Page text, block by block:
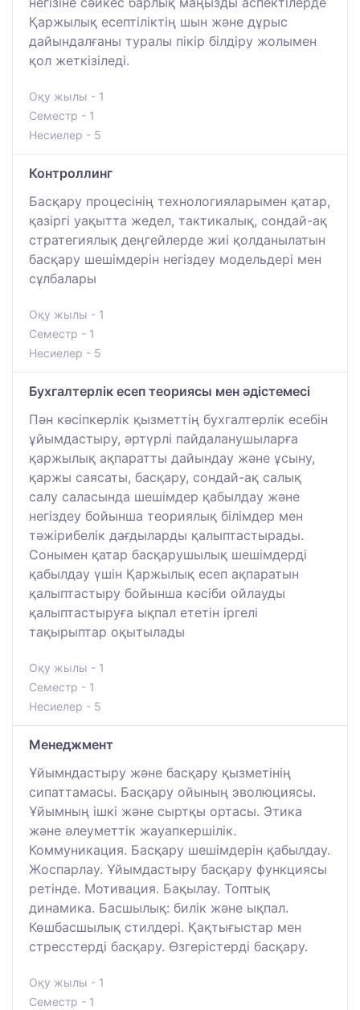
Қаржылық есептіліктің шын және дұрыс
дайындалғаны туралы пікір білдіру жолымен
қол жеткізіледі.
Оқу жылы - 1
Семестр - 1
Несиелер - 5
Контроллинг
Басқару процесінің технологияларымен қатар,
қазіргі уақытта жедел, тактикалық, сондай-ақ
стратегиялық деңгейлерде жиі қолданылатын
басқару шешімдерін негіздеу модельдері мен
сұлбалары
Оқу жылы - 1
Семестр - 1
Несиелер - 5
Бухгалтерлік есеп теориясы мен әдістемесі
Пән кәсіпкерлік қызметтің бухгалтерлік есебін
ұйымдастыру, әртүрлі пайдаланушыларға
қаржылық ақпаратты дайындау және ұсыну,
қаржы саясаты, басқару, сондай-ақ салық
салу саласында шешімдер қабылдау және
негіздеу бойынша теориялық білімдер мен
тәжірибелік дағдыларды қалыптастырады.
Сонымен қатар басқарушылық шешімдерді
қабылдау үшін Қаржылық есеп ақпаратын
қалыптастыру бойынша кәсіби ойлауды
қалыптастыруға ықпал ететін іргелі
тақырыптар оқытылады
Оқу жылы - 1
Семестр - 1
Несиелер - 5
Менеджмент
Ұйымндастыру және басқару қызметінің
сипаттамасы. Басқару ойының эволюциясы.
Ұйымның ішкі және сыртқы ортасы. Этика
және әлеуметтік жауапкершілік.
Коммуникация. Басқару шешімдерін қабылдау.
Жоспарлау. Ұйымдастыру басқару функциясы
ретінде. Мотивация. Бақылау. Топтық
динамика. Басшылық: билік және ықпал.
Көшбасшылық стилдері. Қақтығыстар мен
стресстерді басқару. Өзгерістерді басқару.
Оқу жылы - 1
Семестр - 1